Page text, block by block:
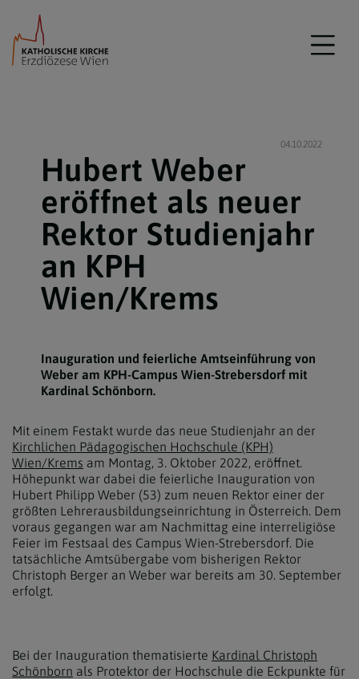
04.10.2022
Hubert Weber
eröffnet als neuer
Rektor Studienjahr
an KPH
Wien/Krems
Inauguration und feierliche Amtseinführung von
Weber am KPH-Campus Wien-Strebersdorf mit
Kardinal Schönborn.
Mit einem Festakt wurde das neue Studienjahr an der
Kirchlichen Pädagogischen Hochschule (KPH)
Wien/Krems am Montag, 3. Oktober 2022, eröffnet.
Höhepunkt war dabei die feierliche Inauguration von
Hubert Philipp Weber (53) zum neuen Rektor einer der
größten Lehrerausbildungseinrichtung in Österreich. Dem
voraus gegangen war am Nachmittag eine interreligiöse
Feier im Festsaal des Campus Wien-Strebersdorf. Die
tatsächliche Amtsübergabe vom bisherigen Rektor
Christoph Berger an Weber war bereits am 30. September
erfolgt.
Bei der Inauguration thematisierte Kardinal Christoph
Schönborn als Protektor der Hochschule die Eckpunkte für